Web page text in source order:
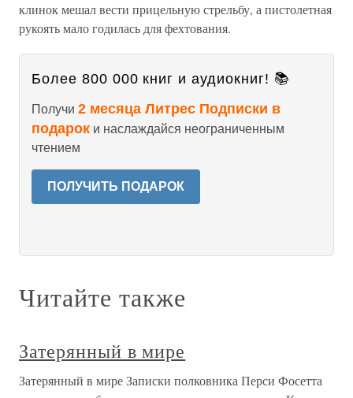
клинок мешал вести прицельную стрельбу, а пистолетная
рукоять мало годилась для фехтования.
Более 800 000 книг и аудиокниг! 📚
Получи 2 месяца Литрес Подписки в
подарок и наслаждайся неограниченным
чтением
ПОЛУЧИТЬ ПОДАРОК
Читайте также
Затерянный в мире
Затерянный в мире Записки полковника Перси Фосетта